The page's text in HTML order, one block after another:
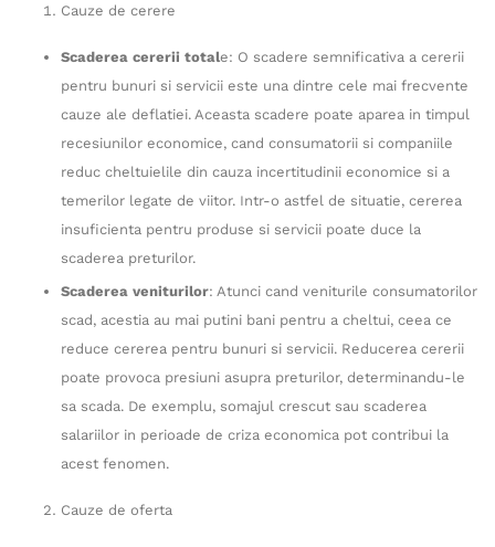
Cauze de cerere
Scaderea cererii totale: O scadere semnificativa a cererii
pentru bunuri si servicii este una dintre cele mai frecvente
cauze ale deflatiei. Aceasta scadere poate aparea in timpul
recesiunilor economice, cand consumatorii si companiile
reduc cheltuielile din cauza incertitudinii economice si a
temerilor legate de viitor. Intr-o astfel de situatie, cererea
insuficienta pentru produse si servicii poate duce la
scaderea preturilor.
Scaderea veniturilor: Atunci cand veniturile consumatorilor
scad, acestia au mai putini bani pentru a cheltui, ceea ce
reduce cererea pentru bunuri si servicii. Reducerea cererii
poate provoca presiuni asupra preturilor, determinandu-le
sa scada. De exemplu, somajul crescut sau scaderea
salariilor in perioade de criza economica pot contribui la
acest fenomen.
Cauze de oferta